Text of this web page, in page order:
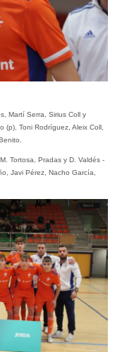
Martí Serra, Sirius Coll y
(p), Toni Rodríguez, Aleix Coll,
Tortosa, Pradas y D. Valdés -
Javi Pérez, Nacho García,